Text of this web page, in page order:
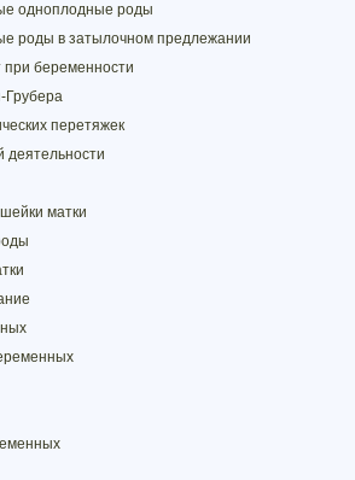
одноплодные роды
роды в затылочном предлежании
беременности
Грубера
перетяжек
деятельности
матки